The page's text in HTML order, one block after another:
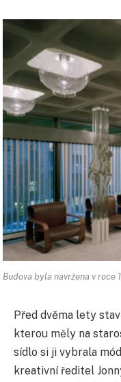
Budova byla navržena v roce
Před dvěma lety
kterou měly na
sídlo si ji vybrala
kreativní ředitel